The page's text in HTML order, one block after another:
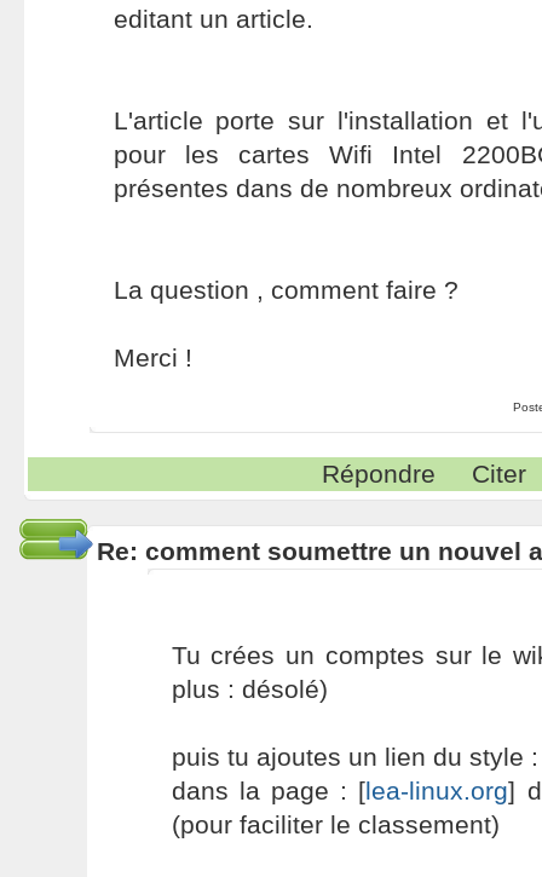
editant un article.
L'article porte sur l'installation et
pour les cartes Wifi Intel
présentes dans de nombreux
La question , comment faire ?
Merci !
Répondre Citer
Re: comment soumettre un nouvel
Tu crées un comptes sur le
plus : désolé)
puis tu ajoutes un lien du style
dans la page : [lea-linux.org]
(pour faciliter le classement)